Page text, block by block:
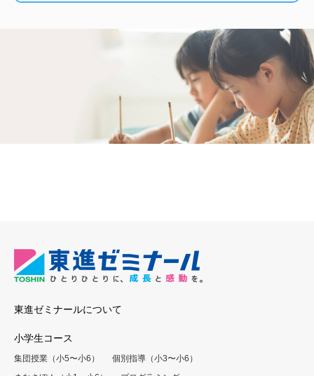
東進ゼミナールについて
小学生コース
集団授業（小5〜小6）
個別指導（小3〜小6）